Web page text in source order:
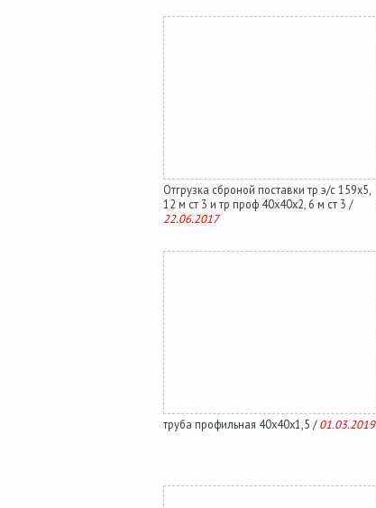
Отгрузка сброной поставки тр э/с 159х5,
12 м ст 3 и тр проф 40х40х2, 6 м ст 3 /
22.06.2017
труба профильная 40х40х1,5 /01.03.2019